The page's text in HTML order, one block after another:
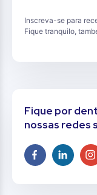
Inscreva-se para
Fique tranquilo,
Fique por
nossas redes